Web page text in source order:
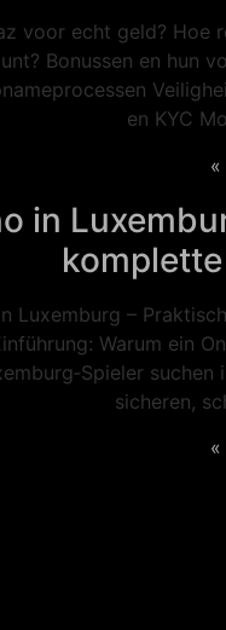
voor echt geld? Hoe
Bonussen en hun
en KYC
in
Luxemburg –
Warum ein
suchen
sicheren,